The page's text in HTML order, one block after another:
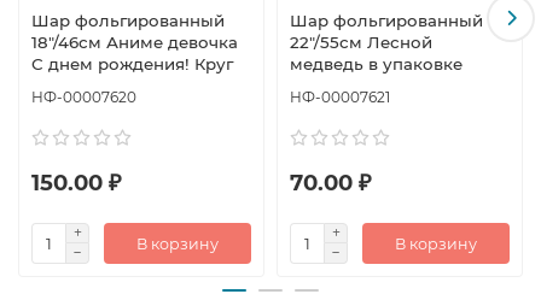
Шар фольгированный
18"/46см Аниме девочка
С днем рождения! Круг
НФ-00007620
150.00 ₽
В корзину
Шар фольгированный
22"/55см Лесной
медведь в упаковке
НФ-00007621
70.00 ₽
В корзину